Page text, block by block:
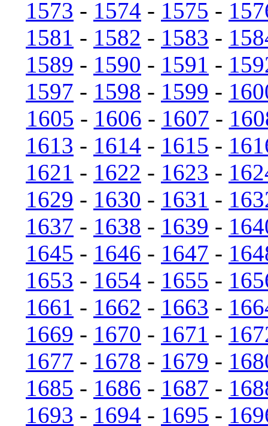
1573 - 1574 - 1575 -
1581 - 1582 - 1583 -
1589 - 1590 - 1591 -
1597 - 1598 - 1599 -
1605 - 1606 - 1607 -
1613 - 1614 - 1615 -
1621 - 1622 - 1623 -
1629 - 1630 - 1631 -
1637 - 1638 - 1639 -
1645 - 1646 - 1647 -
1653 - 1654 - 1655 -
1661 - 1662 - 1663 -
1669 - 1670 - 1671 -
1677 - 1678 - 1679 -
1685 - 1686 - 1687 -
1693 - 1694 - 1695 -